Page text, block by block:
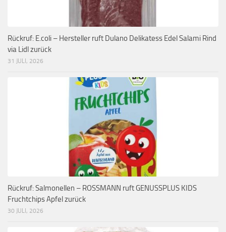
Rückruf: E.coli – Hersteller ruft Dulano Delikatess Edel Salami Rind
via Lidl zurück
31 JULI, 2026
Rückruf: Salmonellen – ROSSMANN ruft GENUSSPLUS KIDS
Fruchtchips Apfel zurück
30 JULI, 2026